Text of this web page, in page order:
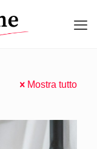
Mostra tutto